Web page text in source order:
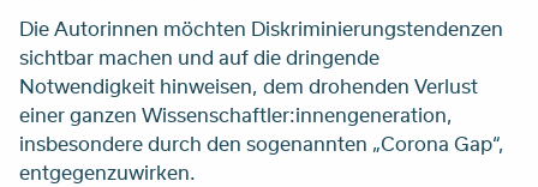
Die Autorinnen möchten Diskriminierungstendenzen
sichtbar machen und auf die dringende
Notwendigkeit hinweisen, dem drohenden Verlust
einer ganzen Wissenschaftler:innengeneration,
insbesondere durch den sogenannten „Corona Gap“,
entgegenzuwirken.